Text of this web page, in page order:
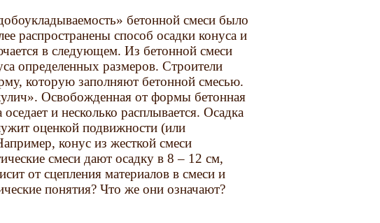
бетонной смеси было
распространены способ осадки конуса и
в следующем. Из бетонной смеси
определенных размеров. Строители
которую заполняют бетонной смесью.
Освобожденная от формы бетонная
и несколько расплывается. Осадка
оценкой подвижности (или
конус из жесткой смеси
смеси дают осадку в 8 – 12 см,
от сцепления материалов в смеси и
понятия? Что же они означают?